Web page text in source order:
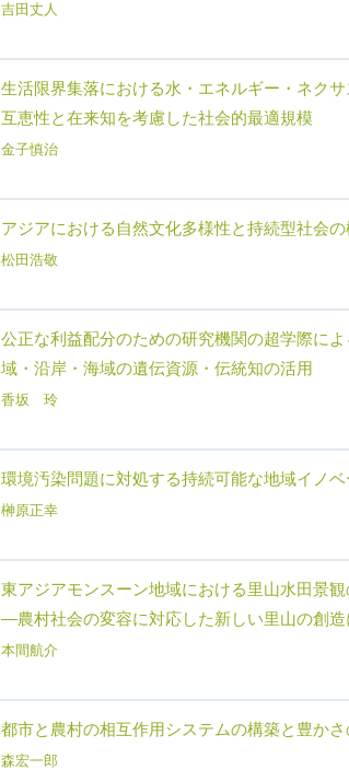
吉田丈人
生活限界集落における水・エネルギー・ネクサ
互恵性と在来知を考慮した社会的最適規模
金子慎治
アジアにおける自然文化多様性と持続型社会
松田浩敬
公正な利益配分のための研究機関の超学際に
域・沿岸・海域の遺伝資源・伝統知の活用
香坂 玲
環境汚染問題に対処する持続可能な地域イノベ
榊原正幸
東アジアモンスーン地域における里山水田景
―農村社会の変容に対応した新しい里山の創
本間航介
都市と農村の相互作用システムの構築と豊かさ
森宏一郎